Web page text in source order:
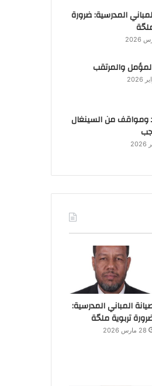
المدرسية: ضرورة
والمرتقب
من السينغال
المباني المدرسية:
تربوية ملحّة
28 مارس 2026